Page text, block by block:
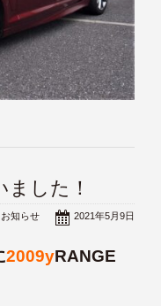
した！
2021年5月9日
お知らせ
2009yRANGE